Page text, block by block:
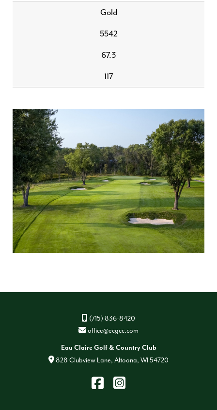
Gold
5542
67.3
117
(715) 836-8420
office@ecgcc.com
Eau Claire Golf & Country Club
828 Clubview Lane, Altoona, WI 54720
Find
us
Instagram